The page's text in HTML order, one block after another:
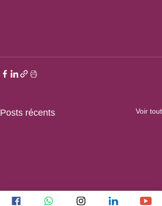
Posts récents Voir tout